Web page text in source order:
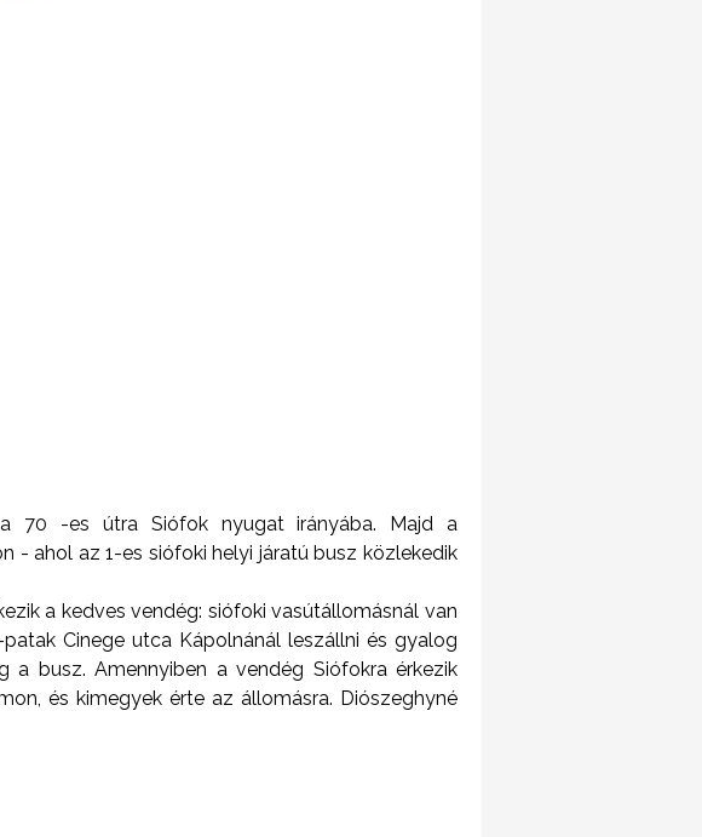
70 -es útra Siófok nyugat irányába. Majd a
- ahol az 1-es siófoki helyi járatú busz közlekedik
a kedves vendég: siófoki vasútállomásnál van
Cinege utca Kápolnánál leszállni és gyalog
busz. Amennyiben a vendég Siófokra érkezik
és kimegyek érte az állomásra. Diószeghyné